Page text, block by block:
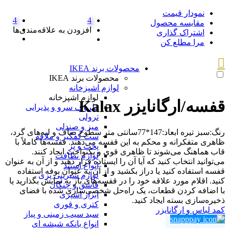
نمودار قیمت
مقایسه محصول
اشتراک گذاری
مرا مطلع کن
4
افزودن به علاقه‌مندی‌ها
4
محصولات برند IKEA
محصولات برند IKEA
لوازم اشپزخانه
لوازم اشپزخانه
ظروف سرو و پذیرایی
ترولی
میز و صندلی
ست کفگیر و ملاقه
پخت و پز
لوازم نظافت
انواع استند
لوازم شیرینی پزی
قاشق و چنگال
ابزار اشپزی
کتری و قوری
سبد سیب زمینی و پیاز
انواع بانکه شیشه ای
قفسه/ارگانایزر Kalax
رنگ:سبز تیره ابعاد:147*77سانتی متر سطوح صاف و لبه‌های گرد،
ظاهری متفکرانه و محکم به این قفسه می‌دهند. ​ قفسه‌ها کاملاً با
قاب هماهنگ می‌شوند تا ظاهری قوی و یکنواخت ایجاد کنند. ​
می‌توانید انتخاب کنید که آیا آن را ایستاده قرار دهید و از آن به عنوان
قفسه استفاده کنید یا دراز بکشید و از آن به عنوان بوفه استفاده
کنید. اقلام مورد علاقه خود را در قفسه‌های باز به نمایش بگذارید یا
با اضافه کردن قطعات، یک راه‌حل شخصی‌سازی شده با فضای
ذخیره‌سازی بسته ایجاد کنید. ​
کمد لباس و ارگانایزر